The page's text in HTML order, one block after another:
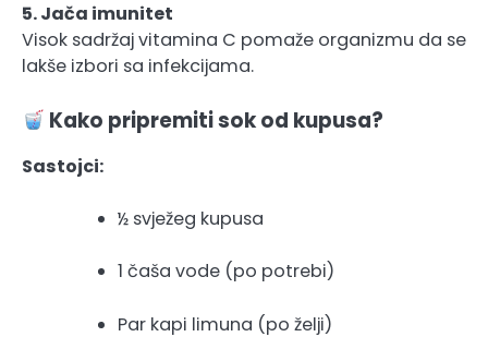
5. Jača imunitet
Visok sadržaj vitamina C pomaže organizmu da se
lakše izbori sa infekcijama.
Kako pripremiti sok od kupusa?
Sastojci:
½ svježeg kupusa
1 čaša vode (po potrebi)
Par kapi limuna (po želji)